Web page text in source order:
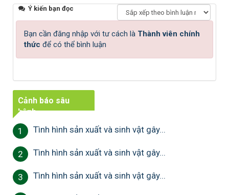
Ý kiến bạn đọc
Bạn cần đăng nhập với tư cách là Thành viên chính
thức để có thể bình luận
Cảnh báo sâu
bệnh
1 Tình hình sản xuất và sinh vật gây...
2 Tình hình sản xuất và sinh vật gây...
3 Tình hình sản xuất và sinh vật gây...